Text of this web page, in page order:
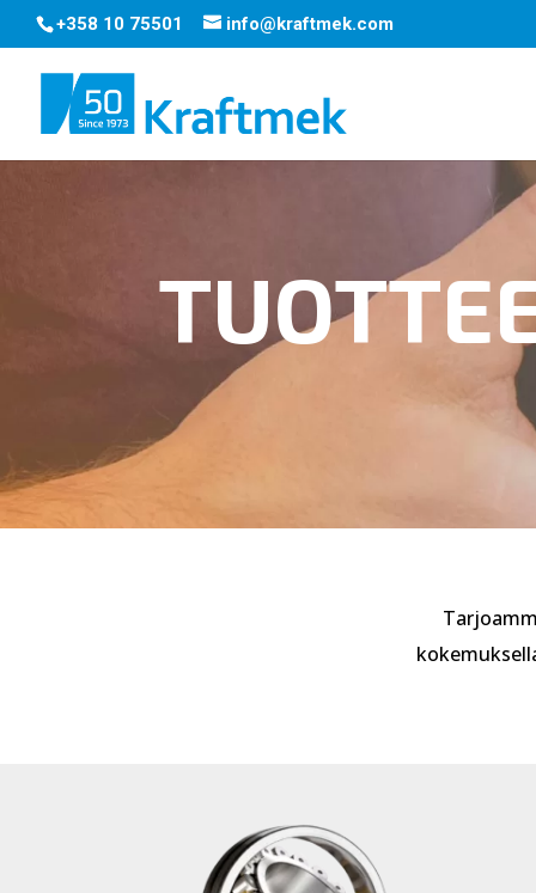
+358 10 75501 info@kraftmek.com